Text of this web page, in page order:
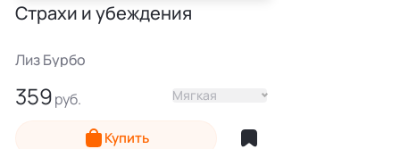
Страхи и убеждения
Лиз Бурбо
359 Мягкая
Купить